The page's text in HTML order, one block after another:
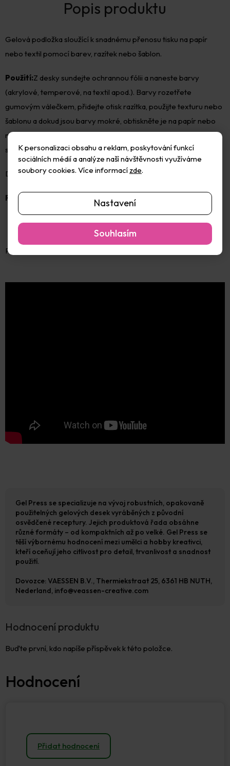
K personalizaci obsahu a reklam, poskytování funkcí
sociálních médií a analýze naší návštěvnosti využíváme
soubory cookies. Více informací zde.
Nastavení
Souhlasím
Gelová podložka sloužící k snadnému přenosu tisku na papír
nebo textil pomocí barev, razítek nebo šablon.
Použití:Z desky sundejte ochrannou fólii a naneste barvy
(akrylové, temperové, na textil apod.). Barvy rozetřete
gumovým válečkem, přidejte otisk razítka, použijte texturu nebo
šablonu a dokud jsou barvy mokré, obtiskněte je na papír nebo
na textil. Vznikne originální podklad ve formě negativu s detaily a
strukturou.
Desku mohou používat i malí, i velcí. Má širokou škálu použití.
Rozměry: 12,7 × 17,8 × 1 cm (š × d × v), 5 × 7 palců.
Podívejte se na instruktážní video:
Hodnocení produktu
Buďte první, kdo napíše příspěvek k této položce.
Přidat hodnocení
Gel Press se specializuje na vývoj robustních, opakovaně
použitelných gelových desek vyráběných z původní
osvědčené receptury. Jejich produktová řada obsáhne
různé formáty – od kompaktních až po velké. Gel Press se
těší výbornému hodnocení mezi umělci a hobby kreativci,
kteří oceňují jeho citlivost pro detail, trvanlivost a snadnost
použití.
Dovozce: VAESSEN B.V., Thermiekstraat 25, 6361 HB NUTH,
Nederland, info@veassen-creative.com